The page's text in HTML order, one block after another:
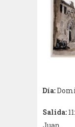
Día:
Salida: